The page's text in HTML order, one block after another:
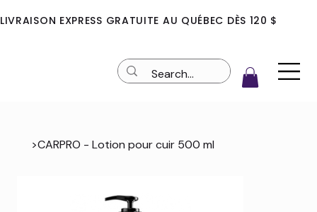
LIVRAISON EXPRESS GRATUITE AU QUÉBEC DÈS 120 $
>CARPRO - Lotion pour cuir 500 ml